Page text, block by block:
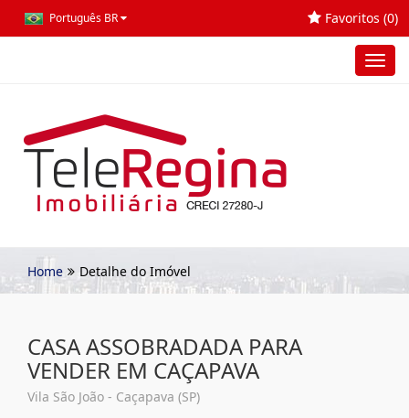
Português BR Favoritos (0)
Home Detalhe do Imóvel
CASA ASSOBRADADA PARA
VENDER EM CAÇAPAVA
Vila São João - Caçapava (SP)